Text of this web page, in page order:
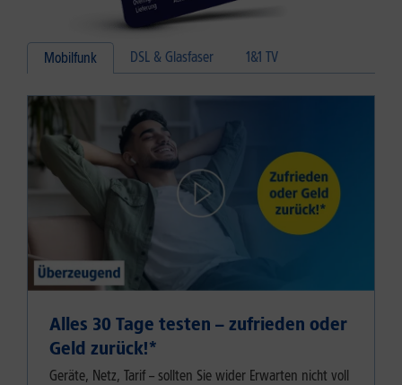
Mobilfunk DSL & Glasfaser 1&1 TV
Alles 30 Tage testen – zufrieden oder
Geld zurück!⁠*
Geräte, Netz, Tarif – sollten Sie wider Erwarten nicht voll